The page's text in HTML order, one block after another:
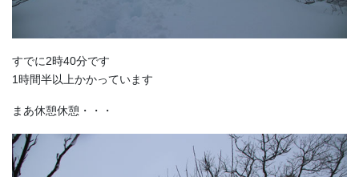
すでに2時40分です
1時間半以上かかっています
まあ休憩休憩・・・